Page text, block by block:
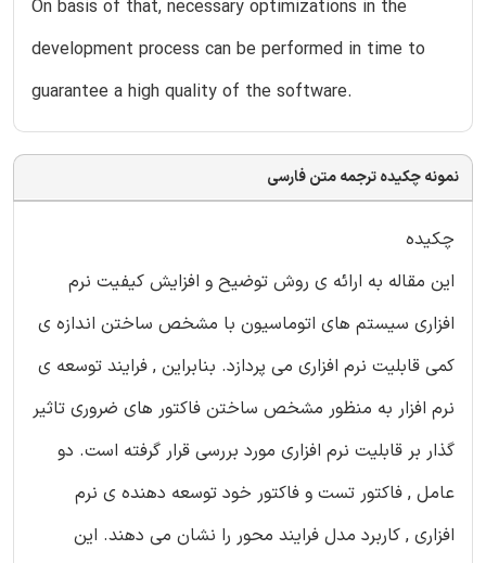
On basis of that, necessary optimizations in the
development process can be performed in time to
guarantee a high quality of the software.
نمونه چکیده ترجمه متن فارسی
چکیده
این مقاله به ارائه ی روش توضیح و افزایش کیفیت نرم
افزاری سیستم های اتوماسیون با مشخص ساختن اندازه ی
کمی قابلیت نرم افزاری می پردازد. بنابراین , فرایند توسعه ی
نرم افزار به منظور مشخص ساختن فاکتور های ضروری تاثیر
گذار بر قابلیت نرم افزاری مورد بررسی قرار گرفته است. دو
عامل , فاکتور تست و فاکتور خود توسعه دهنده ی نرم
افزاری , کاربرد مدل فرایند محور را نشان می دهند. این